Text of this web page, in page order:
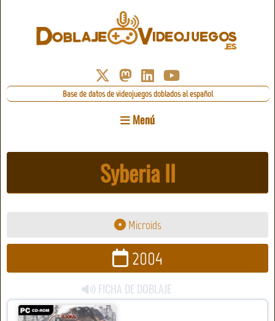
Base de datos de videojuegos doblados al español
Menú
Syberia II
Microids
2004
FICHA DE DOBLAJE